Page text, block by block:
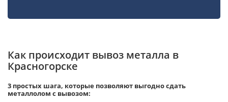
Как происходит вывоз металла в
Красногорске
3 простых шага, которые позволяют выгодно сдать
металлолом с вывозом: